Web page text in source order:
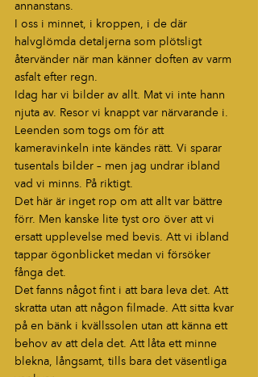
annanstans.
I oss i minnet, i kroppen, i de där
halvglömda detaljerna som plötsligt
återvänder när man känner doften av varm
asfalt efter regn.
Idag har vi bilder av allt. Mat vi inte hann
njuta av. Resor vi knappt var närvarande i.
Leenden som togs om för att
kameravinkeln inte kändes rätt. Vi sparar
tusentals bilder – men jag undrar ibland
vad vi minns. På riktigt.
Det här är inget rop om att allt var bättre
förr. Men kanske lite tyst oro över att vi
ersatt upplevelse med bevis. Att vi ibland
tappar ögonblicket medan vi försöker
fånga det.
Det fanns något fint i att bara leva det. Att
skratta utan att någon filmade. Att sitta kvar
på en bänk i kvällssolen utan att känna ett
behov av att dela det. Att låta ett minne
blekna, långsamt, tills bara det väsentliga